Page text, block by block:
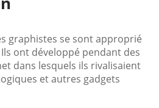
graphistes se sont approprié
ont développé pendant des
dans lesquels ils rivalisaient
et autres gadgets